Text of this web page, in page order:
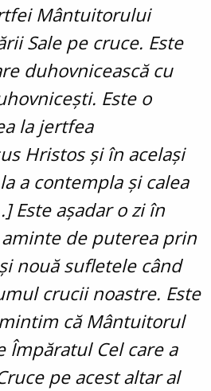
Mântuitorului
Sale pe cruce. Este
duhovnicească cu
Este o
la jertfea
Hristos și în același
a contempla și calea
Este așadar o zi în
de puterea prin
nouă sufletele când
crucii noastre. Este
că Mântuitorul
Împăratul Cel care a
pe acest altar al